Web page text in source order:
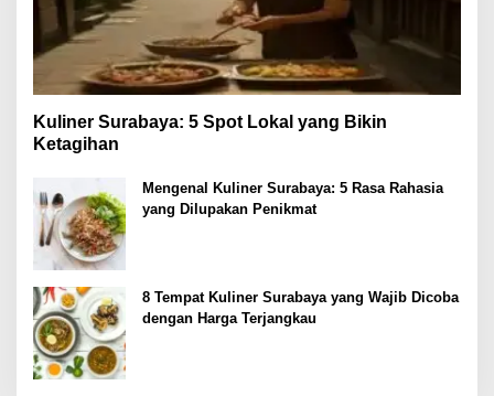
Kuliner Surabaya: 5 Spot Lokal yang Bikin
Ketagihan
Mengenal Kuliner Surabaya: 5 Rasa Rahasia
yang Dilupakan Penikmat
8 Tempat Kuliner Surabaya yang Wajib Dicoba
dengan Harga Terjangkau